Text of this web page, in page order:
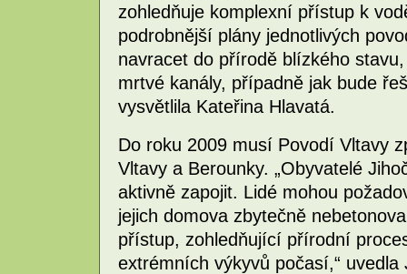
zohledňuje komplexní přístup k
podrobnější plány jednotlivých
navracet do přírodě blízkého
mrtvé kanály, případně jak bude
vysvětlila Kateřina Hlavatá.
Do roku 2009 musí Povodí Vltavy
Vltavy a Berounky. „Obyvatelé
aktivně zapojit. Lidé mohou
jejich domova zbytečně
přístup, zohledňující přírodní
extrémních výkyvů počasí,“